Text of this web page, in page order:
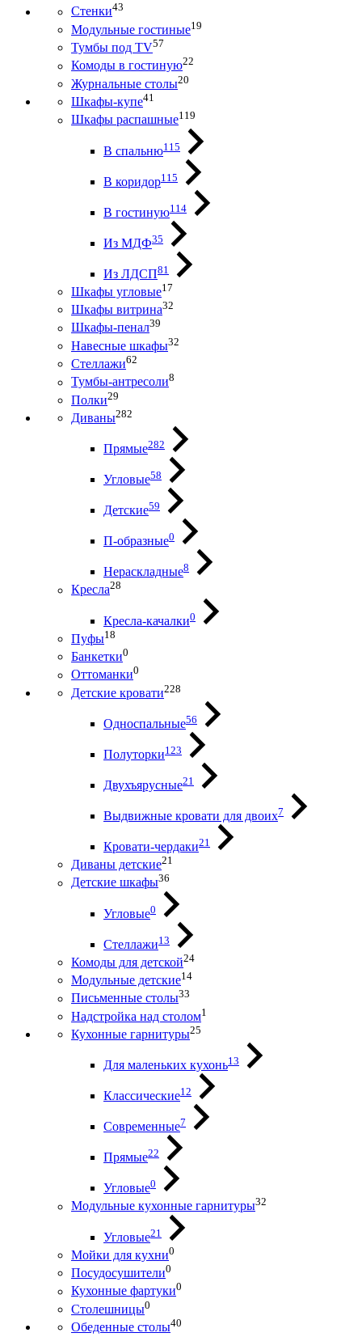
Стенки43
Модульные гостиные19
Тумбы под ТV57
Комоды в гостиную22
Журнальные столы20
Шкафы-купе41
Шкафы распашные119
В спальню115
В коридор115
В гостиную114
Из МДФ35
Из ЛДСП81
Шкафы угловые17
Шкафы витрина32
Шкафы-пенал39
Навесные шкафы32
Стеллажи62
Тумбы-антресоли8
Полки29
Диваны282
Прямые282
Угловые58
Детские59
П-образные0
Нераскладные8
Кресла28
Кресла-качалки0
Пуфы18
Банкетки0
Оттоманки0
Детские кровати228
Односпальные56
Полуторки123
Двухъярусные21
Выдвижные кровати для двоих7
Кровати-чердаки21
Диваны детские21
Детские шкафы36
Угловые0
Стеллажи13
Комоды для детской24
Модульные детские14
Письменные столы33
Надстройка над столом1
Кухонные гарнитуры25
Для маленьких кухонь13
Классические12
Современные7
Прямые22
Угловые0
Модульные кухонные гарнитуры32
Угловые21
Мойки для кухни0
Посудосушители0
Кухонные фартуки0
Столешницы0
Обеденные столы40